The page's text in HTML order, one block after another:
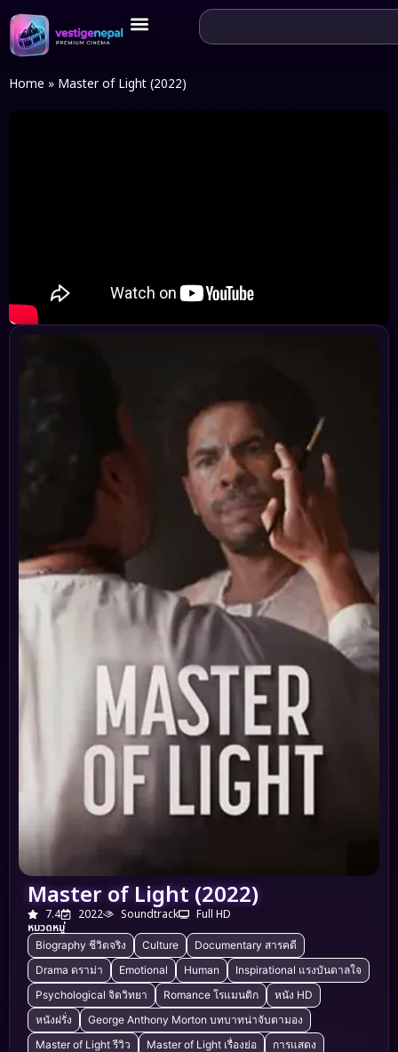
Home » Master of Light (2022)
Master of Light (2022)
7.4 2022 Soundtrack
Full HD
หมวดหมู่
Biography ชีวิตจริง Culture
Documentary สารคดี
Drama ดราม่า
Emotional Human
Inspirational แรงบันดาลใจ
Psychological จิตวิทยา
Romance โรแมนติก
หนัง HD
หนังฝรั่ง
George Anthony Morton บทบาทน่าจับตามอง
Master of Light รีวิว
Master of Light เรื่องย่อ
การแสดง